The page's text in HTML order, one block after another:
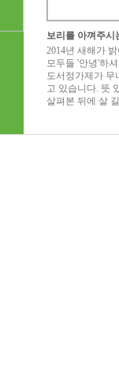
보리를 아껴주시
2014년 새해가
모두들 '안녕'하
도서정가제가 무
고 있습니다. 뜻
살펴본 뒤에 살